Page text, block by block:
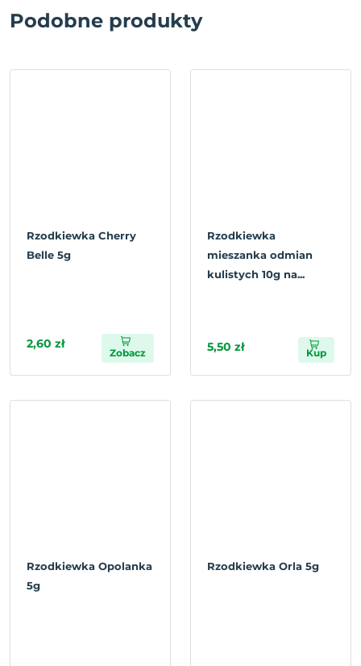
Podobne produkty
Rzodkiewka Cherry
Belle 5g
2,60 zł
Zobacz
Rzodkiewka
mieszanka odmian
kulistych 10g na...
5,50 zł Kup
Rzodkiewka Opolanka
5g
Rzodkiewka Orla 5g